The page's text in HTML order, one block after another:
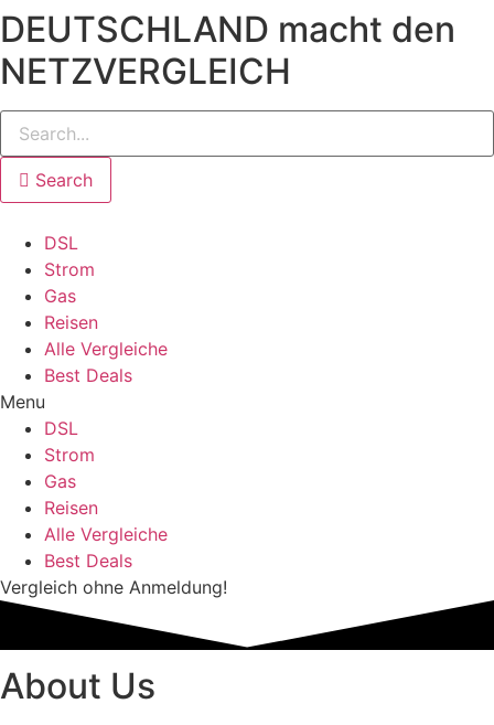
DEUTSCHLAND macht den
NETZVERGLEICH
Search
DSL
Strom
Gas
Reisen
Alle Vergleiche
Best Deals
Menu
DSL
Strom
Gas
Reisen
Alle Vergleiche
Best Deals
Vergleich ohne Anmeldung!
About Us